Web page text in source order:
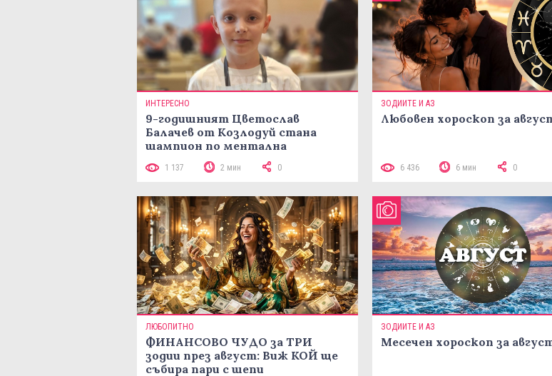
ИНТЕРЕСНО
9-годишният Цветослав
Балачев от Козлодуй стана
шампион по ментална
аритметика с 320 задачи за 10
минути
1 137 2 мин 0
ЗОДИИТЕ И АЗ
Любовен хороскоп за
6 436 6 мин 0
ЛЮБОПИТНО
ФИНАНСОВО ЧУДО за ТРИ
зодии през август: Виж КОЙ ще
събира пари с шепи
ЗОДИИТЕ И АЗ
Месечен хороскоп за